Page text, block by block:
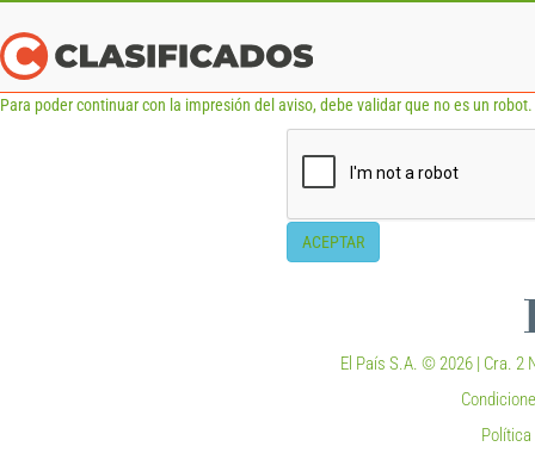
Para poder continuar con la impresión del aviso, debe validar que no es un
ACEPTAR
El País S.A. © 2026 | Cra. 2